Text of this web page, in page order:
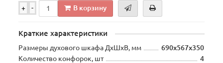
+ - В корзину
Краткие характеристики
Размеры духового шкафа ДхШхВ, мм
690х567х350
Количество конфорок, шт
4